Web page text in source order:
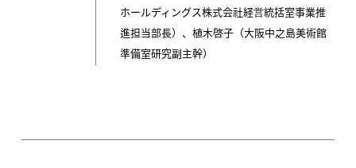
ホールディングス株式会社経営統括室事業推
進担当部長）、植木啓子（大阪中之島美術館
準備室研究副主幹）